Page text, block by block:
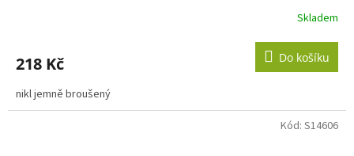
Skladem
218 Kč Do košíku
nikl jemně broušený
Kód: S14606